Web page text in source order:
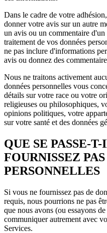
Dans le cadre de votre
donner votre avis sur un autre
un avis ou un commentaire
traitement de vos données
ne pas inclure d'informations
avis ou donnez des
Nous ne traitons activement
données personnelles vous
détails sur votre race ou votre
religieuses ou philosophiques,
opinions politiques, votre
sur votre santé et des données
QUE SE PASSE-
FOURNISSEZ
PERSONNELLES
Si vous ne fournissez pas de
requis, nous pourrions ne pas
que nous avons (ou essayons
communiquer autrement avec
Services.